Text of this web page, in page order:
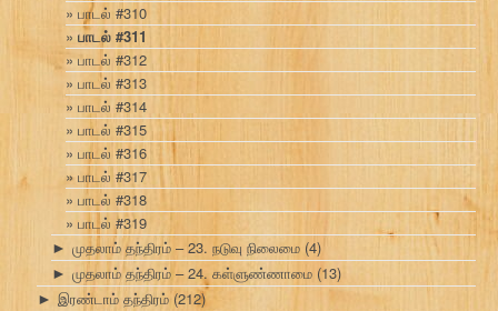
பாடல் #310
பாடல் #311
பாடல் #312
பாடல் #313
பாடல் #314
பாடல் #315
பாடல் #316
பாடல் #317
பாடல் #318
பாடல் #319
► முதலாம் தந்திரம் – 23. நடுவு நிலைமை (4)
► முதலாம் தந்திரம் – 24. கள்ளுண்ணாமை (13)
► இரண்டாம் தந்திரம் (212)